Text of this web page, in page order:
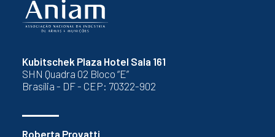
Kubitschek Plaza Hotel Sala 161
SHN Quadra 02 Bloco “E”
Brasília - DF - CEP: 70322-902
Roberta Provatti